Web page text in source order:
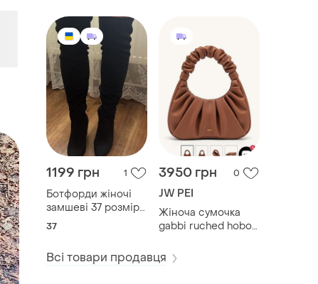
1199 грн 1
Ботфорди жіночі
замшеві 37 розмір (
весна - осінь)
37
3950 грн 0
JW PEI
Жіноча сумочка
gabbi ruched hobo
Всі товари продавця